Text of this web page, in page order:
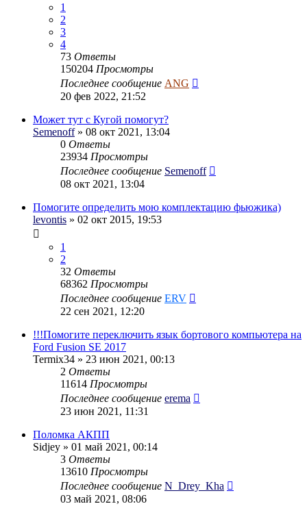
1
2
3
4
73 Ответы
150204 Просмотры
Последнее сообщение ANG
20 фев 2022, 21:52
Может тут с Кугой помогут?
Semenoff» 08 окт 2021, 13:04
0 Ответы
23934 Просмотры
Последнее сообщение Semenoff
08 окт 2021, 13:04
Помогите определить мою комплектацию фьюжика)
levontis » 02 окт 2015, 19:53
1
2
32 Ответы
68362 Просмотры
Последнее сообщение ERV
22 сен 2021, 12:20
!!!Помогите переключить язык бортового компьютера на
Ford Fusion SE 2017
Termix34 » 23 июн 2021, 00:13
2 Ответы
11614 Просмотры
Последнее сообщение erema
23 июн 2021, 11:31
Поломка АКПП
Sidjey » 01 май 2021, 00:14
3 Ответы
13610 Просмотры
Последнее сообщение N_Drey_Kha
03 май 2021, 08:06